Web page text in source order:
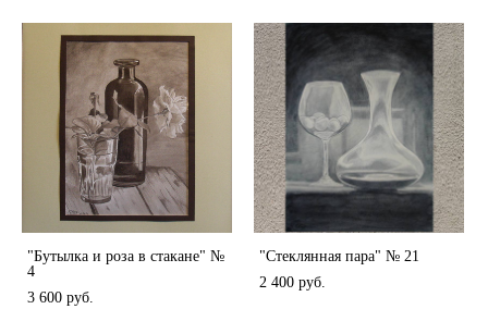
"Бутылка и роза в стакане" №
4
3 600 pуб.
"Стеклянная пара" № 21
2 400 pуб.